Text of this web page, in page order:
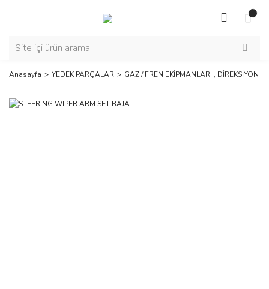
Anasayfa YEDEK PARÇALAR GAZ / FREN EKİPMANLARI , DİREKSİYON